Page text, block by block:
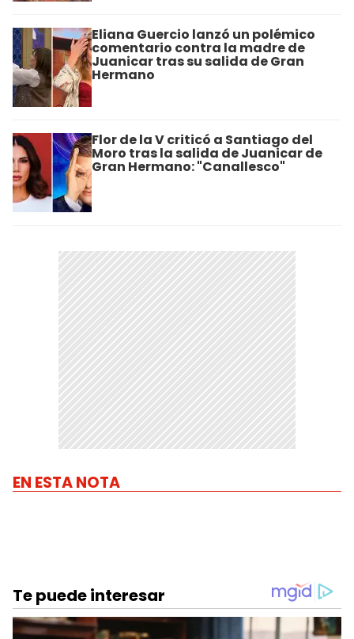
Eliana Guercio lanzó un polémico
comentario contra la madre de
Juanicar tras su salida de Gran
Hermano
Flor de la V criticó a Santiago del
Moro tras la salida de Juanicar de
Gran Hermano: "Canallesco"
EN ESTA NOTA